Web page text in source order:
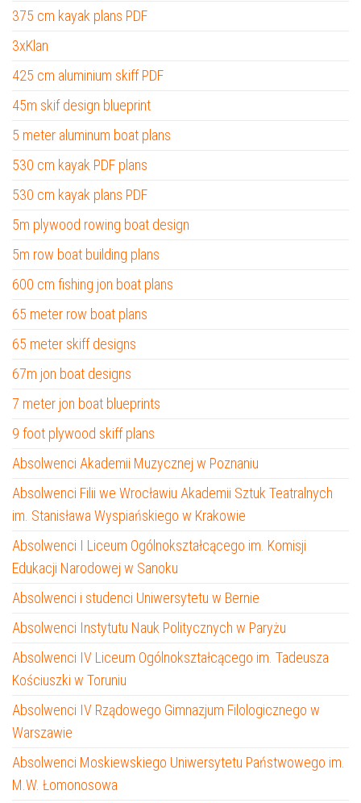
375 cm kayak plans PDF
3xKlan
425 cm aluminium skiff PDF
45m skif design blueprint
5 meter aluminum boat plans
530 cm kayak PDF plans
530 cm kayak plans PDF
5m plywood rowing boat design
5m row boat building plans
600 cm fishing jon boat plans
65 meter row boat plans
65 meter skiff designs
67m jon boat designs
7 meter jon boat blueprints
9 foot plywood skiff plans
Absolwenci Akademii Muzycznej w Poznaniu
Absolwenci Filii we Wrocławiu Akademii Sztuk Teatralnych
im. Stanisława Wyspiańskiego w Krakowie
Absolwenci I Liceum Ogólnokształcącego im. Komisji
Edukacji Narodowej w Sanoku
Absolwenci i studenci Uniwersytetu w Bernie
Absolwenci Instytutu Nauk Politycznych w Paryżu
Absolwenci IV Liceum Ogólnokształcącego im. Tadeusza
Kościuszki w Toruniu
Absolwenci IV Rządowego Gimnazjum Filologicznego w
Warszawie
Absolwenci Moskiewskiego Uniwersytetu Państwowego im.
M.W. Łomonosowa